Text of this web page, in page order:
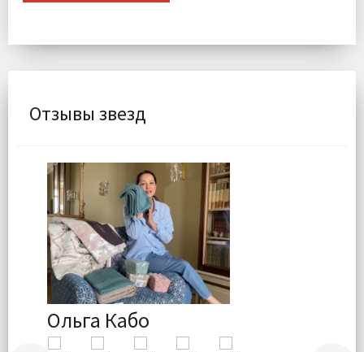
Отзывы звезд
Ольга Кабо